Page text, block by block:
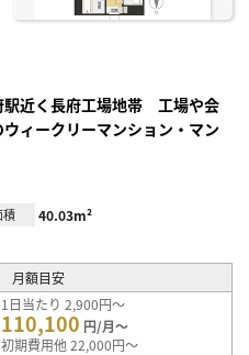
駅近く長府工場地帯 工場や会
ィークリーマンション・マン
積 40.03m²
月額目安
1日当たり 2,900円～
110,100 円/月～
初期費用他 22,000円～